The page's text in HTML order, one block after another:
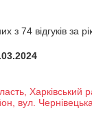
з 74 відгуків за
Харківський
вул.